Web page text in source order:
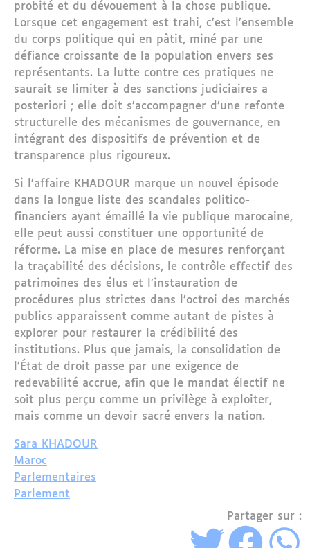
probité et du dévouement à la chose publique.
Lorsque cet engagement est trahi, c’est l’ensemble
du corps politique qui en pâtit, miné par une
défiance croissante de la population envers ses
représentants. La lutte contre ces pratiques ne
saurait se limiter à des sanctions judiciaires a
posteriori ; elle doit s’accompagner d’une refonte
structurelle des mécanismes de gouvernance, en
intégrant des dispositifs de prévention et de
transparence plus rigoureux.
Si l’affaire KHADOUR marque un nouvel épisode
dans la longue liste des scandales politico-
financiers ayant émaillé la vie publique marocaine,
elle peut aussi constituer une opportunité de
réforme. La mise en place de mesures renforçant
la traçabilité des décisions, le contrôle effectif des
patrimoines des élus et l’instauration de
procédures plus strictes dans l’octroi des marchés
publics apparaissent comme autant de pistes à
explorer pour restaurer la crédibilité des
institutions. Plus que jamais, la consolidation de
l’État de droit passe par une exigence de
redevabilité accrue, afin que le mandat électif ne
soit plus perçu comme un privilège à exploiter,
mais comme un devoir sacré envers la nation.
Sara KHADOUR
Maroc
Parlementaires
Parlement
Partager sur :